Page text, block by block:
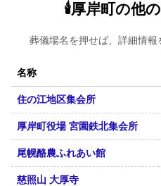
🕯️厚岸町の他
葬儀場名を押せば、詳細情報
名称
住の江地区集会所
厚岸町役場 宮園鉄北集会所
尾幌酪農ふれあい館
慈照山 大厚寺